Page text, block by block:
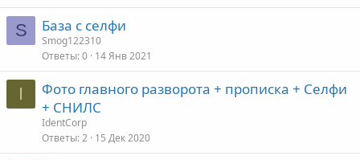
S База с селфи
Smog122310
Ответы 0 14 Янв 2021
I
Фото главного разворота + прописка + Селфи
+ СНИЛС
IdentCorp
Ответы 2 15 Дек 2020